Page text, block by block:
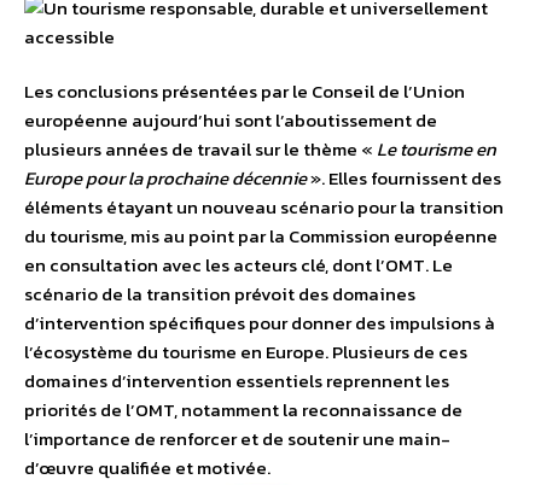
Les conclusions présentées par le Conseil de l’Union
européenne aujourd’hui sont l’aboutissement de
plusieurs années de travail sur le thème « Le tourisme en
Europe pour la prochaine décennie». Elles fournissent des
éléments étayant un nouveau scénario pour la transition
du tourisme, mis au point par la Commission européenne
en consultation avec les acteurs clé, dont l’OMT. Le
scénario de la transition prévoit des domaines
d’intervention spécifiques pour donner des impulsions à
l’écosystème du tourisme en Europe. Plusieurs de ces
domaines d’intervention essentiels reprennent les
priorités de l’OMT, notamment la reconnaissance de
l’importance de renforcer et de soutenir une main-
d’œuvre qualifiée et motivée.